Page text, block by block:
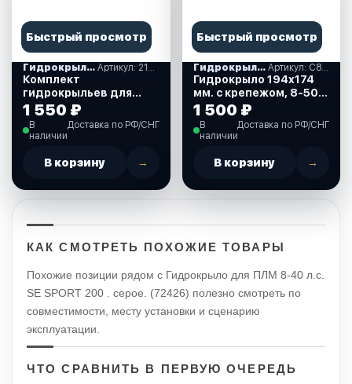
Быстрый просмотр
Гидрокрылья Артикул: 210168
Комплект
гидрокрыльев для
ПЛМ (210168)
1 550 ₽
В
наличии
Доставка по РФ/СНГ
В корзину →
Быстрый просмотр
Гидрокрылья Артикул: С88062
Гидрокрыло 194х174
мм. с крепежом, 8-50
л.с. (C88062)
1 500 ₽
В
наличии
Доставка по РФ/СНГ
В корзину →
КАК СМОТРЕТЬ ПОХОЖИЕ ТОВАРЫ
Похожие позиции рядом с Гидрокрыло для ПЛМ 8-40 л.с.
SE SPORT 200 . серое. (72426) полезно смотреть по
совместимости, месту установки и сценарию
эксплуатации.
ЧТО СРАВНИТЬ В ПЕРВУЮ ОЧЕРЕДЬ